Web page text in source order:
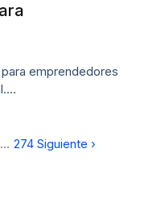
emprendedores
… 274 Siguiente ›